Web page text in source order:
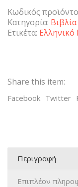
Κωδικός
Κατηγορία: Βιβλία
Ετικέτα: Ελληνικό
Share this item:
Facebook Twitter
Περιγραφή
Επιπλέον